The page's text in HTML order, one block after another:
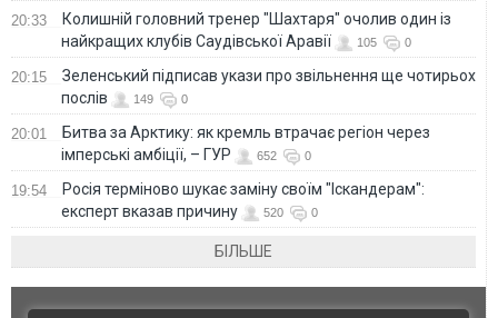
20:33
Колишній головний тренер "Шахтаря" очолив один із
найкращих клубів Саудівської Аравії
105 0
20:15
Зеленський підписав укази про звільнення ще чотирьох
послів
149 0
20:01
Битва за Арктику: як кремль втрачає регіон через
імперські амбіції, – ГУР
652 0
19:54
Росія терміново шукає заміну своїм "Іскандерам":
експерт вказав причину
520 0
БІЛЬШЕ